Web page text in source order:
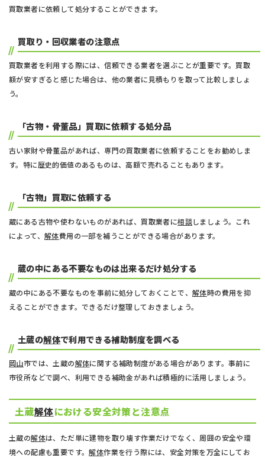
買取業者に依頼して処分することができます。
買取り・回収業者の注意点
買取業者を利用する際には、信頼できる業者を選ぶことが重要です。買取
額が安すぎると感じた場合は、他の業者に見積もりを取って比較しましょ
う。
「古物・骨董品」買取に依頼する処分品
古い家財や骨董品があれば、専門の買取業者に依頼することをお勧めしま
す。特に歴史的価値のあるものは、高額で売れることもあります。
「古物」買取に依頼する
蔵にある古物や使わないものがあれば、買取業者に相談しましょう。これ
によって、 解体費用の一部を補うことができる場合があります。
蔵の中にある不要なものは出来るだけ処分する
蔵の中にある不要なものを事前に処分しておくことで、 解体時の費用を抑
えることができます。できるだけ整理しておきましょう。
土蔵の解体で利用できる補助制度を調べる
岡山市では、土蔵の解体に関する補助制度がある場合があります。事前に
市役所などで調べ、利用できる補助金があれば積極的に活用しましょう。
土蔵解体における安全対策と注意点
土蔵の解体は、ただ単に建物を取り壊す作業だけでなく、周囲の安全や環
境への配慮も重要です。解体作業を行う際には、安全対策を万全にしてお